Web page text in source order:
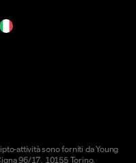
attività sono forniti da Young
96/17, 10155 Torino.